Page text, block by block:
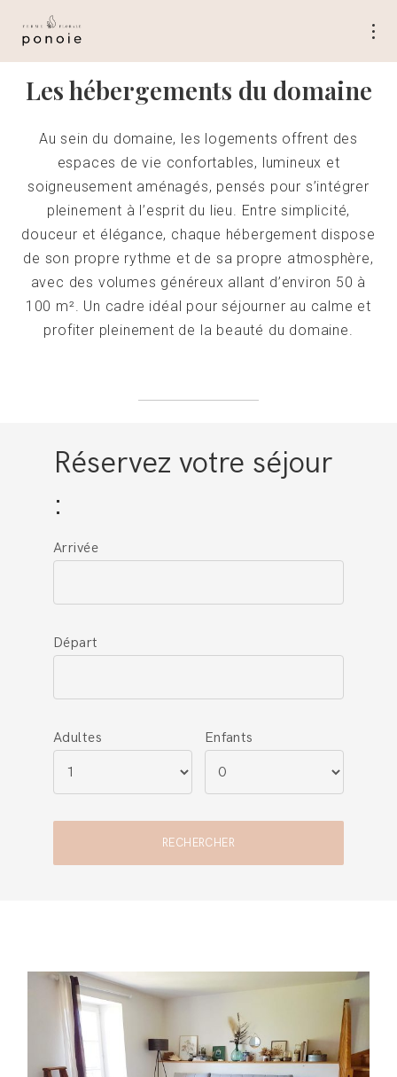
Les hébergements du domaine
Au sein du domaine, les logements offrent des
espaces de vie confortables, lumineux et
soigneusement aménagés, pensés pour s’intégrer
pleinement à l’esprit du lieu. Entre simplicité,
douceur et élégance, chaque hébergement dispose
de son propre rythme et de sa propre atmosphère,
avec des volumes généreux allant d’environ 50 à
100 m². Un cadre idéal pour séjourner au calme et
profiter pleinement de la beauté du domaine.
Réservez votre séjour
:
Arrivée
Départ
Adultes Enfants